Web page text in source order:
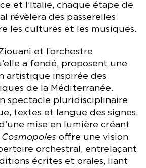
et l’Italie, chaque étape de
révèlera des passerelles
les cultures et les musiques.
et l’orchestre
a fondé, proposent une
artistique inspirée des
de la Méditerranée.
spectacle pluridisciplinaire
textes et langue des signes,
mise en lumière créant
Cosmopoles offre une vision
orchestral, entrelaçant
écrites et orales, liant